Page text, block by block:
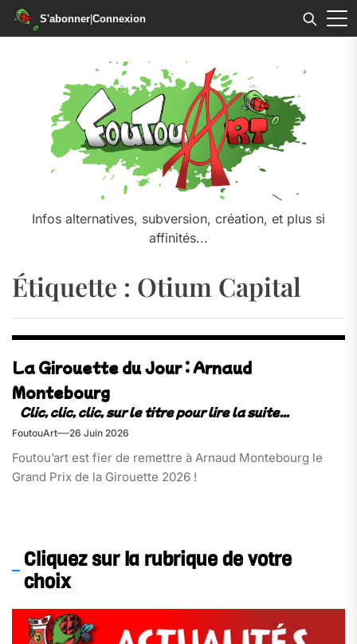
S'abonner|Connexion
Infos alternatives, subversion, création, et plus si
affinités...
Étiquette : Otium Capital
La Girouette du Jour : Arnaud
Montebourg
FoutouArt 26 Juin 2026
Foutou’art est fier de remettre à Arnaud Montebourg le
Grand Prix de la Girouette 2026 !
Cliquez sur la rubrique de votre
choix